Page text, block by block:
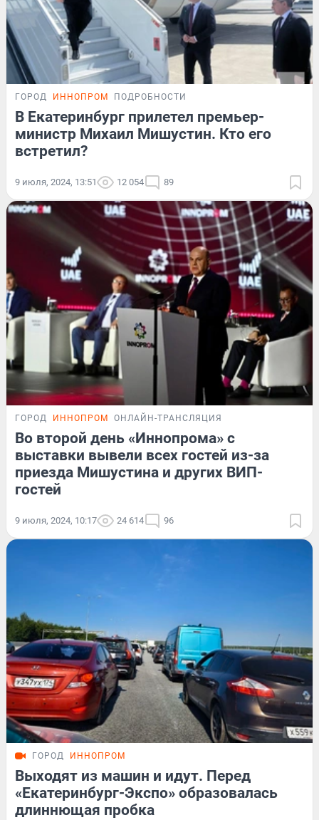
ГОРОД ИННОПРОМ ПОДРОБНОСТИ
В Екатеринбург прилетел премьер-
министр Михаил Мишустин. Кто его
встретил?
9 июля, 2024, 13:51 12 054 89
ГОРОД ИННОПРОМ ОНЛАЙН-ТРАНСЛЯЦИЯ
Во второй день «Иннопрома» с
выставки вывели всех гостей из-за
приезда Мишустина и других ВИП-
гостей
9 июля, 2024, 10:17 24 614 96
ГОРОД ИННОПРОМ
Выходят из машин и идут. Перед
«Екатеринбург-Экспо» образовалась
длиннющая пробка